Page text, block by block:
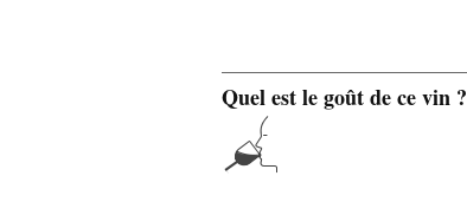
Quel est le goût de ce vin ?